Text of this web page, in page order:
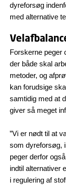
dyreforsøg
med alternative
Forskerne peger
der både skal
metoder, og
kan forudsige
samtidig med at
giver så meget
”Vi er nødt til at
som dyreforsøg,
peger derfor
indtil alternativer
i regulering af